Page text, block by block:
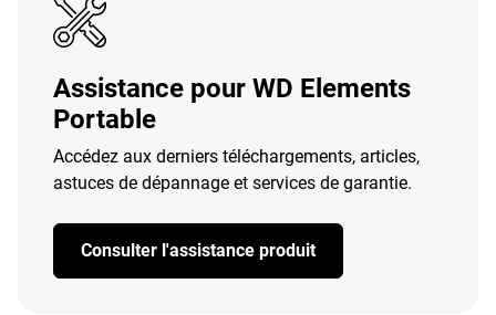
Assistance pour WD Elements
Portable
Accédez aux derniers téléchargements, articles,
astuces de dépannage et services de garantie.
Consulter l'assistance produit